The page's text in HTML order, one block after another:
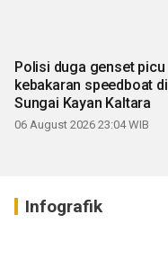
Polisi duga genset picu
kebakaran speedboat di
Sungai Kayan Kaltara
06 August 2026 23:04 WIB
Infografik